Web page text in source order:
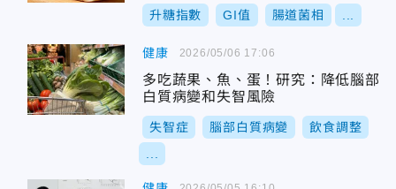
升糖指數 GI值 腸道菌相
健康
多吃蔬果、魚、蛋！研究：降低腦部
白質病變和失智風險
失智症 腦部白質病變 飲食調整
2026/05/06 17:06